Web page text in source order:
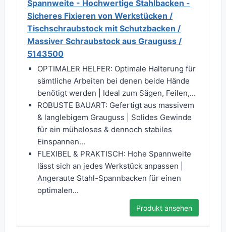
Spannweite - Hochwertige Stahlbacken -
Sicheres Fixieren von Werkstücken /
Tischschraubstock mit Schutzbacken /
Massiver Schraubstock aus Grauguss /
5143500
OPTIMALER HELFER: Optimale Halterung für
sämtliche Arbeiten bei denen beide Hände
benötigt werden | Ideal zum Sägen, Feilen,...
ROBUSTE BAUART: Gefertigt aus massivem
& langlebigem Grauguss | Solides Gewinde
für ein müheloses & dennoch stabiles
Einspannen...
FLEXIBEL & PRAKTISCH: Hohe Spannweite
lässt sich an jedes Werkstück anpassen |
Angeraute Stahl-Spannbacken für einen
optimalen...
Produkt ansehen